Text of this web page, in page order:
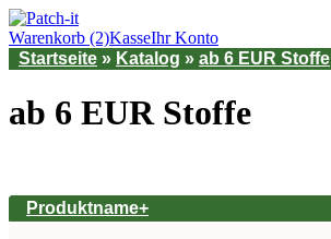
Warenkorb (2)KasseIhr Konto
Startseite » Katalog » ab 6 EUR Stoffe
ab 6 EUR Stoffe
Produktname+